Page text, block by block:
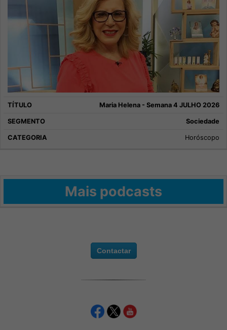
Maria Helena - Semana 4 JULHO 2026
Sociedade
Horóscopo
Mais podcasts
Contactar